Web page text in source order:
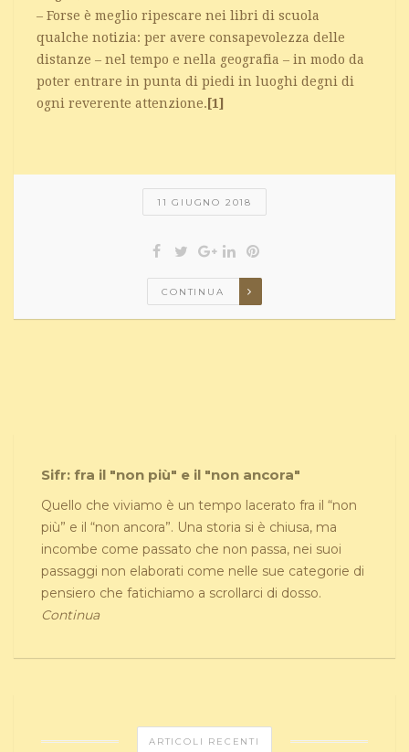
– Forse è meglio ripescare nei libri di scuola
qualche notizia: per avere consapevolezza delle
distanze – nel tempo e nella geografia – in modo da
poter entrare in punta di piedi in luoghi degni di
ogni reverente attenzione.[1]
11 GIUGNO 2018
CONTINUA
Sifr: fra il "non più" e il "non ancora"
Quello che viviamo è un tempo lacerato fra il “non
più” e il “non ancora”. Una storia si è chiusa, ma
incombe come passato che non passa, nei suoi
passaggi non elaborati come nelle sue categorie di
pensiero che fatichiamo a scrollarci di dosso.
Continua
ARTICOLI RECENTI